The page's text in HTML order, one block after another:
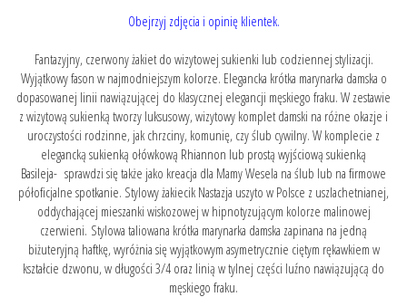
Obejrzyj zdjęcia i opinię klientek.
Fantazyjny, czerwony żakiet do wizytowej sukienki lub codziennej stylizacji.
Wyjątkowy fason w najmodniejszym kolorze. Elegancka krótka marynarka damska o
dopasowanej linii nawiązującej do klasycznej elegancji męskiego fraku. W zestawie
z wizytową sukienką tworzy luksusowy, wizytowy komplet damski na różne okazje i
uroczystości rodzinne, jak chrzciny, komunię, czy ślub cywilny. W komplecie z
elegancką sukienką ołówkową Rhiannon lub prostą wyjściową sukienką
Basileja- sprawdzi się także jako kreacja dla Mamy Wesela na ślub lub na firmowe
półoficjalne spotkanie. Stylowy żakiecik Nastazja uszyto w Polsce z uszlachetnianej,
oddychającej mieszanki wiskozowej w hipnotyzującym kolorze malinowej
czerwieni. Stylowa taliowana krótka marynarka damska zapinana na jedną
biżuteryjną haftkę, wyróżnia się wyjątkowym asymetrycznie ciętym rękawkiem w
kształcie dzwonu, w długości 3/4 oraz linią w tylnej części luźno nawiązującą do
męskiego fraku.